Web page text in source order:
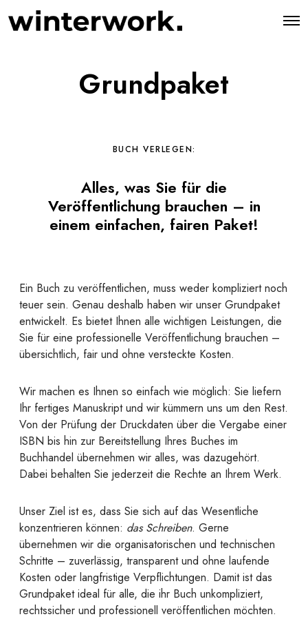
O
Grundpaket
BUCH VERLEGEN:
Alles, was Sie für die
Veröffentlichung brauchen – in
einem einfachen, fairen Paket!
Ein Buch zu veröffentlichen, muss weder kompliziert noch
teuer sein. Genau deshalb haben wir unser Grundpaket
entwickelt. Es bietet Ihnen alle wichtigen Leistungen, die
Sie für eine professionelle Veröffentlichung brauchen –
übersichtlich, fair und ohne versteckte Kosten.
Wir machen es Ihnen so einfach wie möglich: Sie liefern
Ihr fertiges Manuskript und wir kümmern uns um den Rest.
Von der Prüfung der Druckdaten über die Vergabe einer
ISBN bis hin zur Bereitstellung Ihres Buches im
Buchhandel übernehmen wir alles, was dazugehört.
Dabei behalten Sie jederzeit die Rechte an Ihrem Werk.
Unser Ziel ist es, dass Sie sich auf das Wesentliche
konzentrieren können: das Schreiben. Gerne
übernehmen wir die organisatorischen und technischen
Schritte – zuverlässig, transparent und ohne laufende
Kosten oder langfristige Verpflichtungen. Damit ist das
Grundpaket ideal für alle, die ihr Buch unkompliziert,
rechtssicher und professionell veröffentlichen möchten.